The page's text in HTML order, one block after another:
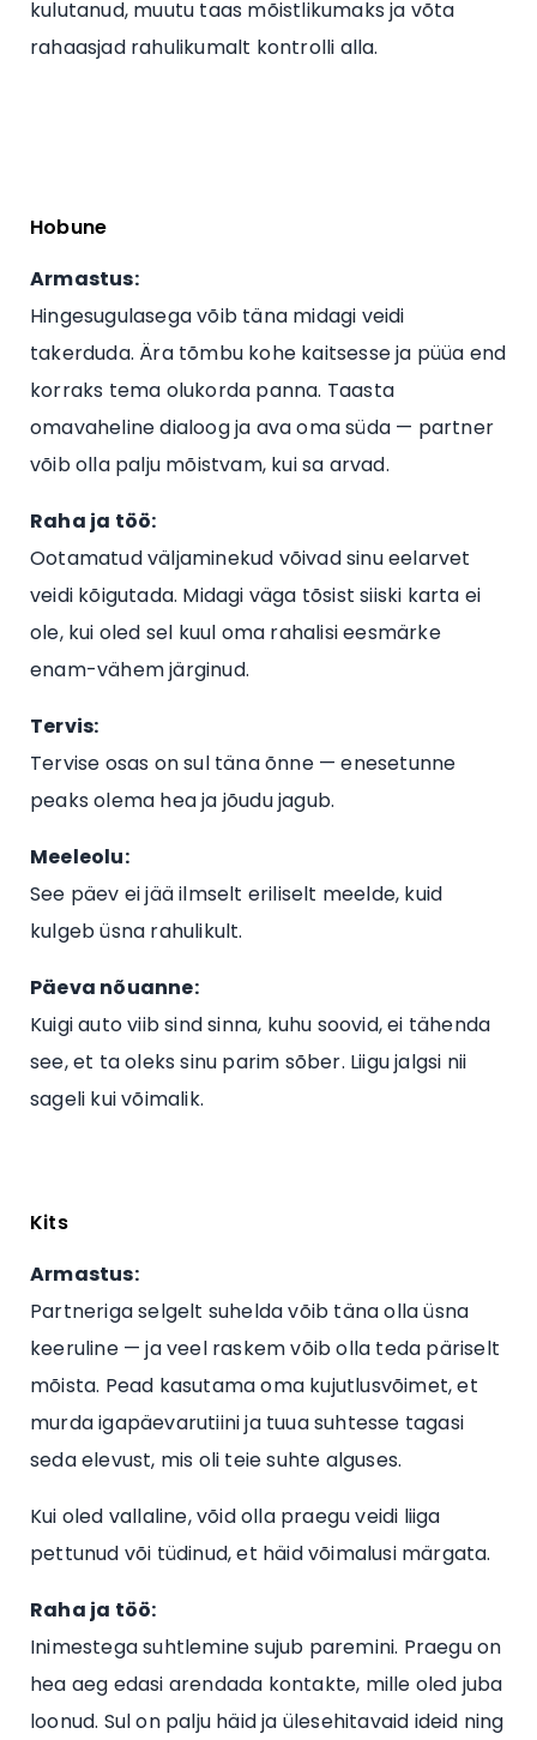
kulutanud, muutu taas mõistlikumaks ja võta
rahaasjad rahulikumalt kontrolli alla.
Hobune
Armastus:
Hingesugulasega võib täna midagi veidi
takerduda. Ära tõmbu kohe kaitsesse ja püüa end
korraks tema olukorda panna. Taasta
omavaheline dialoog ja ava oma süda — partner
võib olla palju mõistvam, kui sa arvad.
Raha ja töö:
Ootamatud väljaminekud võivad sinu eelarvet
veidi kõigutada. Midagi väga tõsist siiski karta ei
ole, kui oled sel kuul oma rahalisi eesmärke
enam-vähem järginud.
Tervis:
Tervise osas on sul täna õnne — enesetunne
peaks olema hea ja jõudu jagub.
Meeleolu:
See päev ei jää ilmselt eriliselt meelde, kuid
kulgeb üsna rahulikult.
Päeva nõuanne:
Kuigi auto viib sind sinna, kuhu soovid, ei tähenda
see, et ta oleks sinu parim sõber. Liigu jalgsi nii
sageli kui võimalik.
Kits
Armastus:
Partneriga selgelt suhelda võib täna olla üsna
keeruline — ja veel raskem võib olla teda päriselt
mõista. Pead kasutama oma kujutlusvõimet, et
murda igapäevarutiini ja tuua suhtesse tagasi
seda elevust, mis oli teie suhte alguses.
Kui oled vallaline, võid olla praegu veidi liiga
pettunud või tüdinud, et häid võimalusi märgata.
Raha ja töö:
Inimestega suhtlemine sujub paremini. Praegu on
hea aeg edasi arendada kontakte, mille oled juba
loonud. Sul on palju häid ja ülesehitavaid ideid ning